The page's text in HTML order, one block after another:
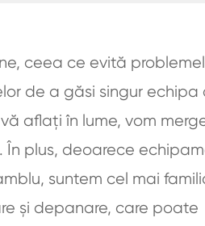
ceea ce evită
de a găsi singur echipa
aflați în lume, vom
În plus, deoarece
suntem cel mai
și depanare, care poate